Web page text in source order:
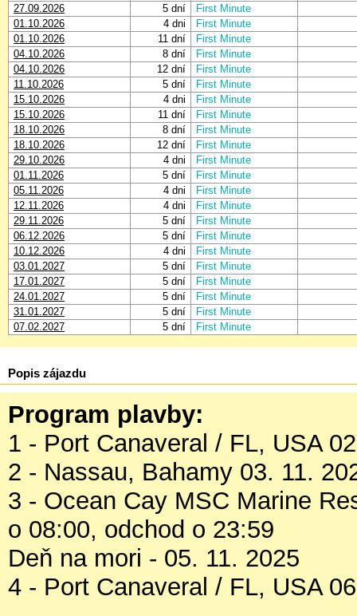
27.09.2026
5 dní
First Minute
01.10.2026
4 dni
First Minute
01.10.2026
11 dní
First Minute
04.10.2026
8 dní
First Minute
04.10.2026
12 dní
First Minute
11.10.2026
5 dní
First Minute
15.10.2026
4 dni
First Minute
15.10.2026
11 dní
First Minute
18.10.2026
8 dní
First Minute
18.10.2026
12 dní
First Minute
29.10.2026
4 dni
First Minute
01.11.2026
5 dní
First Minute
05.11.2026
4 dni
First Minute
12.11.2026
4 dni
First Minute
29.11.2026
5 dní
First Minute
06.12.2026
5 dní
First Minute
10.12.2026
4 dni
First Minute
03.01.2027
5 dní
First Minute
17.01.2027
5 dní
First Minute
24.01.2027
5 dní
First Minute
31.01.2027
5 dní
First Minute
07.02.2027
5 dní First Minute
Popis zájazdu
Program plavby:
1 - Port Canaveral / FL, USA
2 - Nassau, Bahamy 03. 11.
3 - Ocean Cay MSC Marine
o 08:00, odchod o 23:59
Deň na mori - 05. 11. 2025
4 - Port Canaveral / FL, USA